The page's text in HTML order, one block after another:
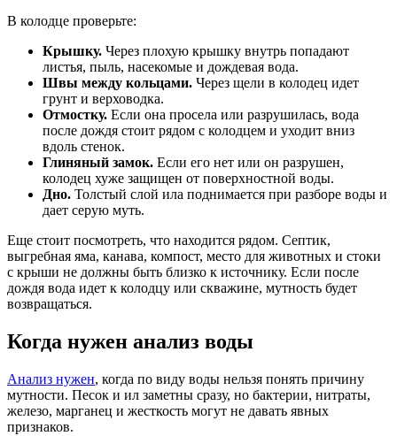
В колодце проверьте:
Крышку. Через плохую крышку внутрь попадают
листья, пыль, насекомые и дождевая вода.
Швы между кольцами. Через щели в колодец идет
грунт и верховодка.
Отмостку. Если она просела или разрушилась, вода
после дождя стоит рядом с колодцем и уходит вниз
вдоль стенок.
Глиняный замок. Если его нет или он разрушен,
колодец хуже защищен от поверхностной воды.
Дно. Толстый слой ила поднимается при разборе воды и
дает серую муть.
Еще стоит посмотреть, что находится рядом. Септик,
выгребная яма, канава, компост, место для животных и стоки
с крыши не должны быть близко к источнику. Если после
дождя вода идет к колодцу или скважине, мутность будет
возвращаться.
Когда нужен анализ воды
Анализ нужен, когда по виду воды нельзя понять причину
мутности. Песок и ил заметны сразу, но бактерии, нитраты,
железо, марганец и жесткость могут не давать явных
признаков.